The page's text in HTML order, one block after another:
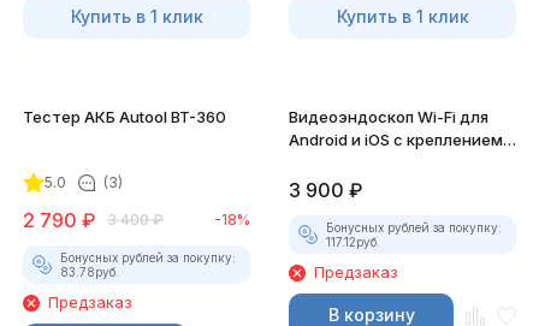
Купить в 1 клик Купить в 1 клик
Тестер АКБ Autool BT-360
5.0 (3)
2 790 ₽ 3 400 ₽ -18%
Бонусных рублей за покупку:
83.78руб.
Предзаказ
Видеоэндоскоп Wi-Fi для
Android и iOS с креплением
3 900 ₽
Бонусных рублей за покупку:
117.12руб.
Предзаказ
В корзину